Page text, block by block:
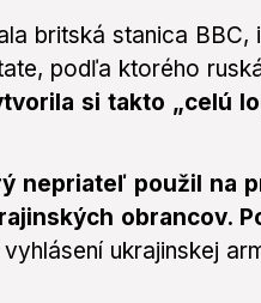
britská stanica
podľa ktorého
si takto „celú
nepriateľ použil na
obrancov.
ukrajinskej